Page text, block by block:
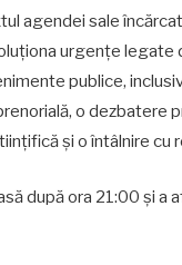
agendei sale
urgențe legate
publice,
o dezbatere
și o întâlnire cu
după ora 21:00 și